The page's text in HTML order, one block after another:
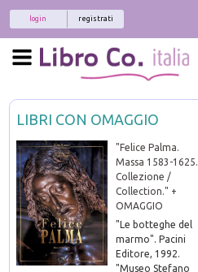
registrati
login
LIBRI CON OMAGGIO
"Felice Palma.
Massa 1583-1625.
Collezione /
Collection." +
OMAGGIO
"Le botteghe del
marmo". Pacini
Editore, 1992.
"Museo Stefano